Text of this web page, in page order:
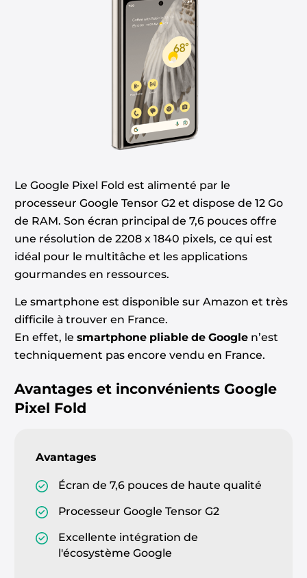
Le Google Pixel Fold est alimenté par le
processeur Google Tensor G2 et dispose de 12 Go
de RAM. Son écran principal de 7,6 pouces offre
une résolution de 2208 x 1840 pixels, ce qui est
idéal pour le multitâche et les applications
gourmandes en ressources.
Le smartphone est disponible sur Amazon et très
difficile à trouver en France.
En effet, le smartphone pliable de Googlen’est
techniquement pas encore vendu en France.
Avantages et inconvénients Google
Pixel Fold
Avantages
Écran de 7,6 pouces de haute qualité
Processeur Google Tensor G2
Excellente intégration de
l'écosystème Google